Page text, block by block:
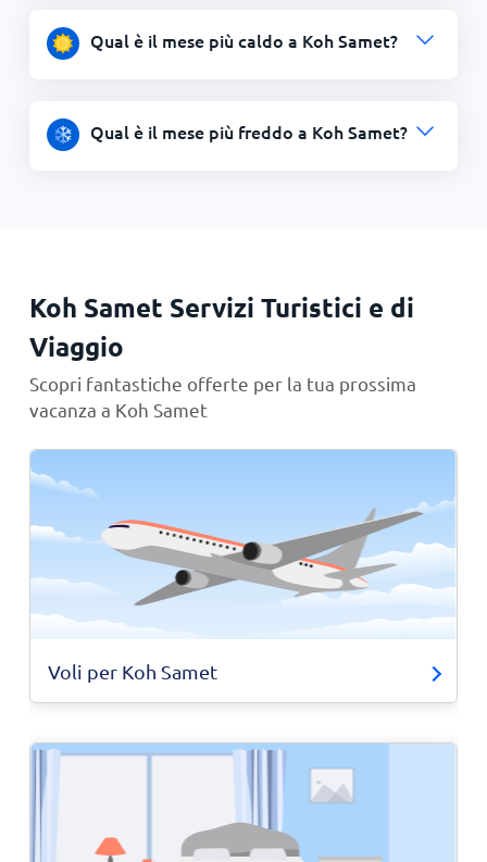
Qual è il mese più caldo a Koh Samet?
Qual è il mese più freddo a Koh Samet?
Koh Samet Servizi Turistici e di
Viaggio
Scopri fantastiche offerte per la tua prossima
vacanza a Koh Samet
Voli per Koh Samet